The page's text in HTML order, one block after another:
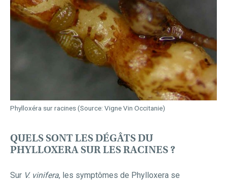
QUELS SONT LES DÉGÂTS DU
PHYLLOXERA SUR LES RACINES ?
Sur V. vinifera, les symptômes de Phylloxera se
Phylloxéra sur racines (Source: Vigne Vin Occitanie)